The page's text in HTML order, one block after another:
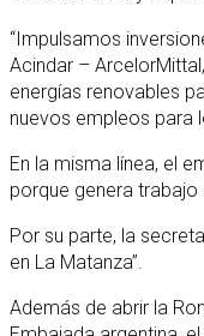
“Impulsamos
Acindar –
energías renovables
nuevos empleos para
En la misma línea, el
porque genera trabajo
Por su parte, la
en La Matanza”.
Además de abrir la